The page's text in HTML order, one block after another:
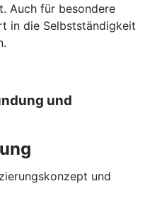
Auch für besondere
in die Selbstständigkeit
und
und